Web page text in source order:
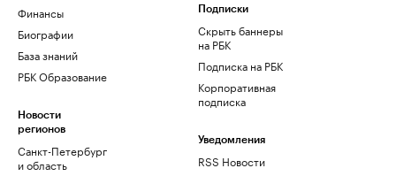
Финансы
Биографии
База знаний
РБК Образование
Новости
регионов
Санкт-Петербург
и область
Подписки
Скрыть баннеры
на РБК
Подписка на РБК
Корпоративная
подписка
Уведомления
RSS Новости